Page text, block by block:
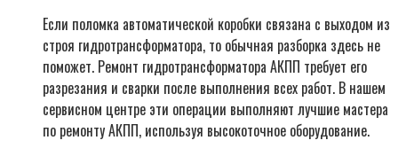
Если поломка автоматической коробки связана с выходом из
строя гидротрансформатора, то обычная разборка здесь не
поможет. Ремонт гидротрансформатора АКПП требует его
разрезания и сварки после выполнения всех работ. В нашем
сервисном центре эти операции выполняют лучшие мастера
по ремонту АКПП, используя высокоточное оборудование.